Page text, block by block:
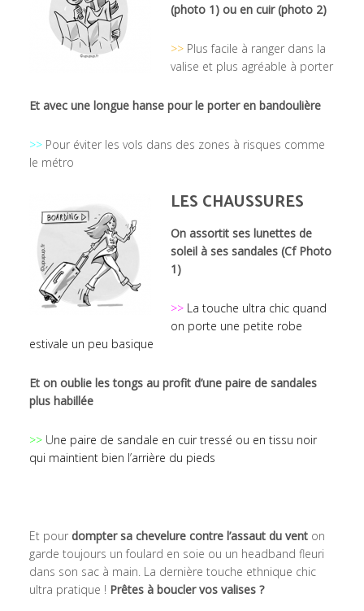
(photo 1) ou en cuir (photo 2)
>>Plus facile à ranger dans la
valise et plus agréable à porter
Et avec une longue hanse pour le porter en bandoulière
>>Pour éviter les vols dans des zones à risques comme
le métro
LES CHAUSSURES
On assortit ses lunettes de
soleil à ses sandales (Cf Photo
1)
>> La touche ultra chic quand
on porte une petite robe
estivale un peu basique
Et on oublie les tongs au profit d’une paire de sandales
plus habillée
>> Une paire de sandale en cuir tressé ou en tissu noir
qui maintient bien l’arrière du pieds
Et pour dompter sa chevelure contre l’assaut du venton
garde toujours un foulard en soie ou un headband fleuri
dans son sac à main. La dernière touche ethnique chic
ultra pratique ! Prêtes à boucler vos valises ?